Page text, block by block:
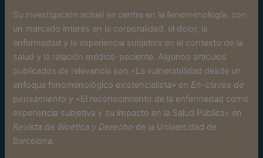
Su investigación actual se centra en la fenomenología, con
un marcado interés en la corporalidad, el dolor, la
enfermedad y la experiencia subjetiva en el contexto de la
salud y la relación médico-paciente. Algunos artículos
publicados de relevancia son «La vulnerabilidad desde un
enfoque fenomenológico existencialista» en En-claves de
pensamiento y «El reconocimiento de la enfermedad como
experiencia subjetiva y su impacto en la Salud Pública» en
Revista de Bioética y Derecho de la Universidad de
Barcelona.